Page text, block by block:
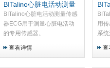
BITalino心脏电活动测量
传感器ECG
BITalino心脏电活动测量传感
器ECG用于测量心脏电活动
的专用传感器。
查看详情
EDA
用
系
测
查